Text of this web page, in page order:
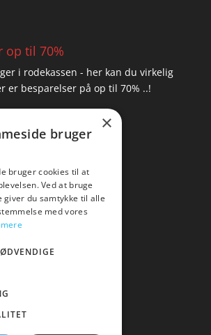
op til 70%
i rodekassen - her kan du virkelig
er besparelser på op til 70% ..!
Tlf: 7876 8672
Mail: hej@amare.dk
×
bruger
bruger cookies til at
Ved at bruge
giver du samtykke til alle
med vores